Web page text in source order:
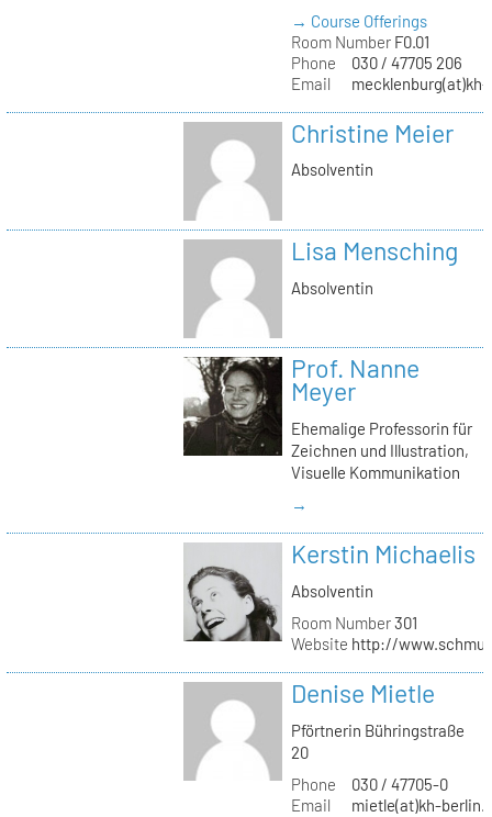
→ Course Offerings
Room NumberF0.01
Phone
030 / 47705 206
Email
Christine Meier
Absolventin
Lisa Mensching
Absolventin
Prof. Nanne
Meyer
Ehemalige Professorin für
Zeichnen und Illustration,
Visuelle Kommunikation
→
Kerstin Michaelis
Absolventin
Room Number301
Website http://
Denise Mietle
Pförtnerin Bühringstraße
20
Phone
030 / 47705-0
Email
mietle(at)kh-